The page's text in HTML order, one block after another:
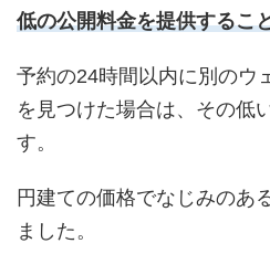
低の公開料金を提供するこ
予約の24時間以内に別のウ
を見つけた場合は、その低
す。
円建ての価格でなじみのあ
ました。